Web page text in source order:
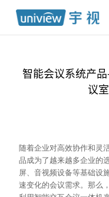
智能会议系统产
议
随着企业对高效协作和灵
品成为了越来越多企业的
屏、音视频设备等基础设
速变化的会议需求。那么